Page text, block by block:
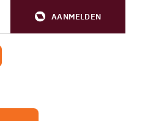
AANMELDEN